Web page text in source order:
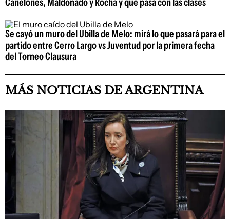
Se cayó un muro del Ubilla de Melo: mirá lo que pasará para el
partido entre Cerro Largo vs Juventud por la primera fecha
del Torneo Clausura
MÁS NOTICIAS DE ARGENTINA